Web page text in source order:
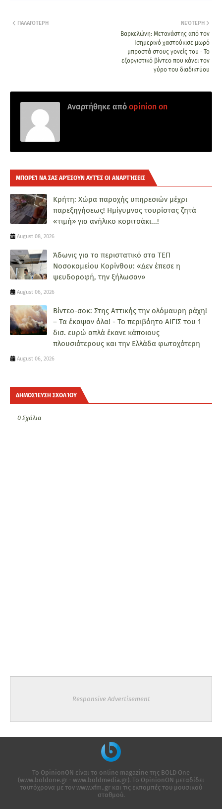
ΝΕΌΤΕΡΗ
Βαρκελώνη: Μετανάστης από τον
Ισημερινό χαστούκισε μωρό
μπροστά στους γονείς του ‑ Το
εξοργιστικό βίντεο που κάνει τον
γύρο του διαδικτύου
ΠΑΛΑΙΌΤΕΡΗ
Αναρτήθηκε από opinion on
ΜΠΟΡΕΊ ΝΑ ΣΑΣ ΑΡΈΣΟΥΝ ΑΥΤΈΣ ΟΙ ΑΝΑΡΤΉΣΕΙΣ
Κρήτη: Χώρα παροχής υπηρεσιών μέχρι
παρεξηγήσεως! Ημίγυμνος τουρίστας ζητά
«τιμή» για ανήλικο κοριτσάκι...!
August 08, 2026
Άδωνις για το περιστατικό στα ΤΕΠ
Νοσοκομείου Κορίνθου: «Δεν έπεσε η
ψευδοροφή, την ξήλωσαν»
August 06, 2026
Βίντεο-σοκ: Στης Αττικής την ολόμαυρη ράχη!
– Τα έκαψαν όλα! - Το περιβόητο ΑΙΓΙΣ του 1
δισ. ευρώ απλά έκανε κάποιους
πλουσιότερους και την Ελλάδα φωτοχότερη
August 06, 2026
ΔΗΜΟΣΊΕΥΣΗ ΣΧΟΛΊΟΥ
0 Σχόλια
Responsive Advertisement
Το OpinionON είναι το online magazine της ΒΟLD One
(www.boldone.gr - www.boldmedia.gr). Το OpinionON μεταδίδει
ταυτόχρονα με τον www.xfm..gr και τις εκπομπές του μουσικού
σταθμού.